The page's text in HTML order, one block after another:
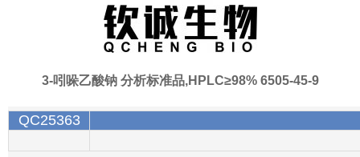
3-吲哚乙酸钠 分析标准品,HPLC≥98% 6505-45-9
QC25363